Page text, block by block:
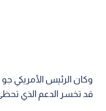
وكان الرئيس الأمريكي جو
قد تخسر الدعم الذي